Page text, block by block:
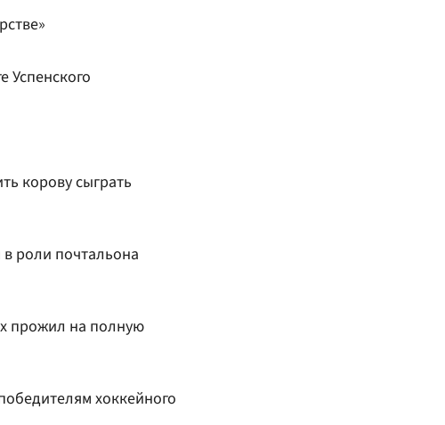
Успенского
корову сыграть
роли почтальона
прожил на полную
хоккейного